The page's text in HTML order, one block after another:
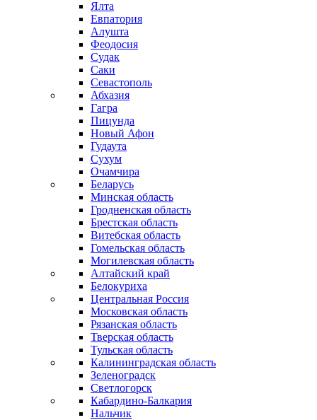
Ялта
Евпатория
Алушта
Феодосия
Судак
Саки
Севастополь
Абхазия
Гагра
Пицунда
Новый Афон
Гудаута
Сухум
Очамчира
Беларусь
Минская область
Гродненская область
Брестская область
Витебская область
Гомельская область
Могилевская область
Алтайский край
Белокуриха
Центральная Россия
Московская область
Рязанская область
Тверская область
Тульская область
Калининградская область
Зеленоградск
Светлогорск
Кабардино-Балкария
Нальчик